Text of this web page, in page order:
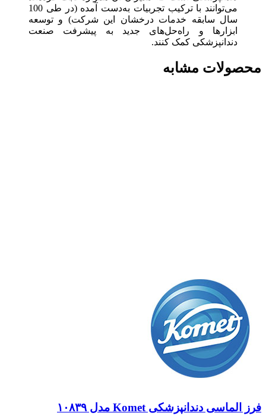
می‌توانند با ترکیب تجربیات به‌دست آمده (در طی 100
سال سابقه خدمات درخشان این شرکت) و توسعه
ابزارها و راه‌حل‌های جدید به پیشرفت صنعت
دندانپزشکی کمک کنند.
محصولات مشابه
فرز الماسی دندانپزشکی Komet مدل ۱۰۸۳۹